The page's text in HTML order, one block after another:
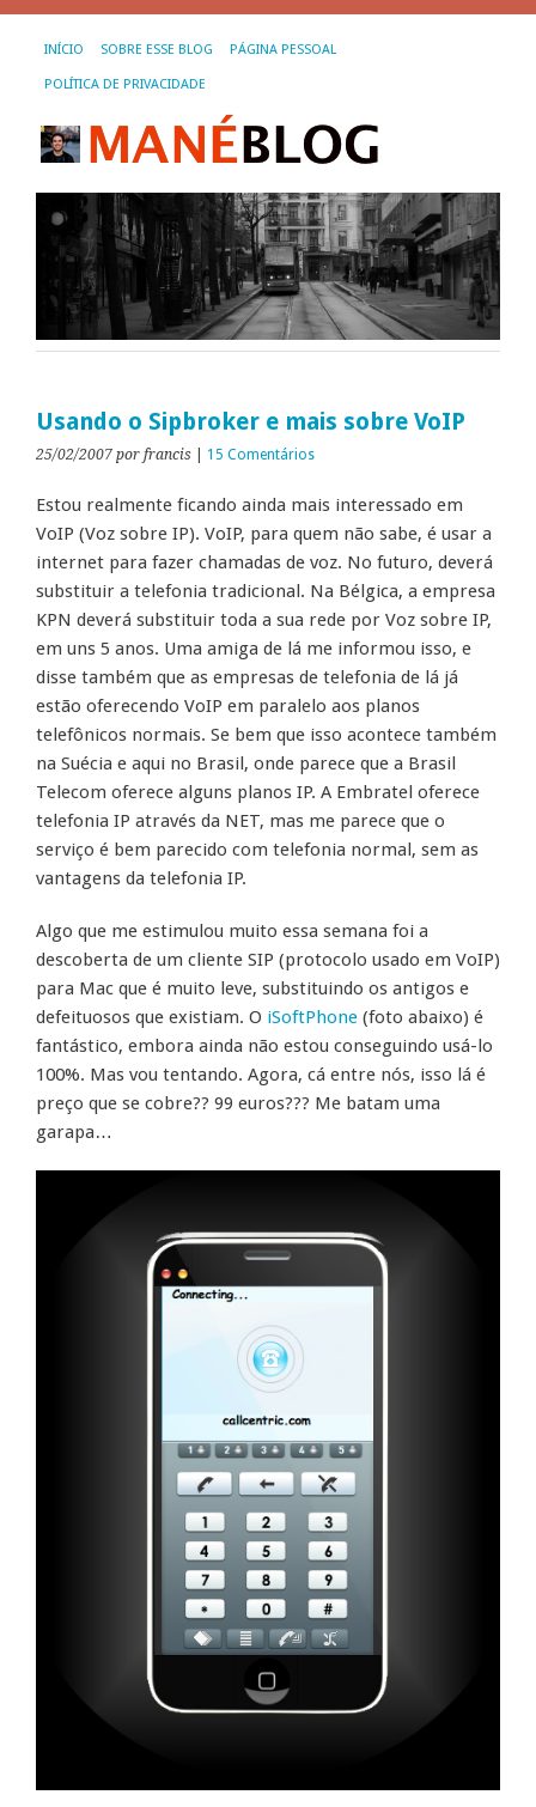
INÍCIO SOBRE ESSE BLOG PÁGINA PESSOAL
POLÍTICA DE PRIVACIDADE
Usando o Sipbroker e mais sobre VoIP
25/02/2007 por francis 15 Comentários
Estou realmente ficando ainda mais interessado em
VoIP (Voz sobre IP). VoIP, para quem não sabe, é usar a
internet para fazer chamadas de voz. No futuro, deverá
substituir a telefonia tradicional. Na Bélgica, a empresa
KPN deverá substituir toda a sua rede por Voz sobre IP,
em uns 5 anos. Uma amiga de lá me informou isso, e
disse também que as empresas de telefonia de lá já
estão oferecendo VoIP em paralelo aos planos
telefônicos normais. Se bem que isso acontece também
na Suécia e aqui no Brasil, onde parece que a Brasil
Telecom oferece alguns planos IP. A Embratel oferece
telefonia IP através da NET, mas me parece que o
serviço é bem parecido com telefonia normal, sem as
vantagens da telefonia IP.
Algo que me estimulou muito essa semana foi a
descoberta de um cliente SIP (protocolo usado em VoIP)
para Mac que é muito leve, substituindo os antigos e
defeituosos que existiam. O iSoftPhone (foto abaixo) é
fantástico, embora ainda não estou conseguindo usá-lo
100%. Mas vou tentando. Agora, cá entre nós, isso lá é
preço que se cobre?? 99 euros??? Me batam uma
garapa…